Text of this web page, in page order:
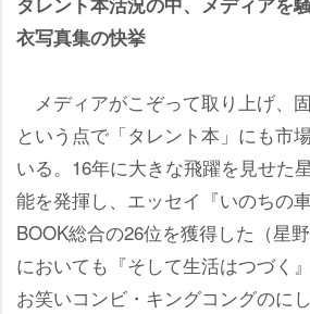
衣写真集の快挙
メディアがこぞって取り上げ、固
という点で「タレント本」にも市
いる。16年に大きな飛躍を見せた
能を発揮し、エッセイ『いのちの
BOOK総合の26位を獲得した（星
においても『そして生活はつづく』
お笑いコンビ・キングコングのに